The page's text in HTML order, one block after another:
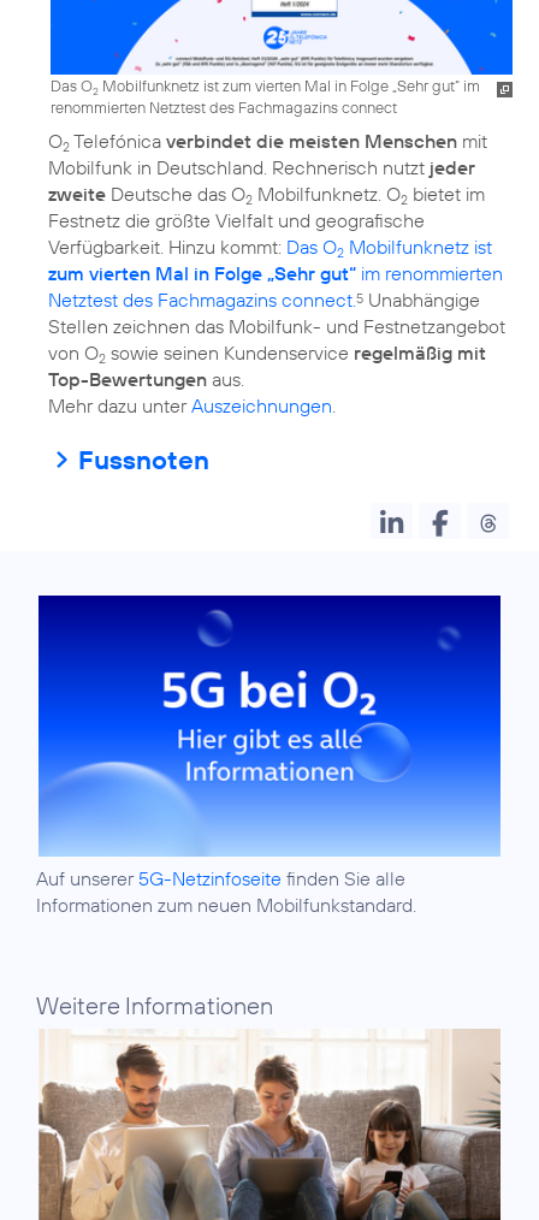
Das O2 Mobilfunknetz ist zum vierten Mal in Folge „Sehr gut“ im
renommierten Netztest des Fachmagazins connect
O2 Telefónica verbindet die meisten Menschen mit
Mobilfunk in Deutschland. Rechnerisch nutzt jeder
zweite Deutsche das O2 Mobilfunknetz. O2 bietet im
Festnetz die größte Vielfalt und geografische
Verfügbarkeit. Hinzu kommt: Das O2 Mobilfunknetz ist
zum vierten Mal in Folge „Sehr gut“ im renommierten
Netztest des Fachmagazins connect.5 Unabhängige
Stellen zeichnen das Mobilfunk- und Festnetzangebot
von O2 sowie seinen Kundenservice regelmäßig mit
Top-Bewertungen aus.
Mehr dazu unterAuszeichnungen.
Fussnoten
Auf unserer 5G-Netzinfoseite finden Sie alle
Informationen zum neuen Mobilfunkstandard.
Weitere Informationen